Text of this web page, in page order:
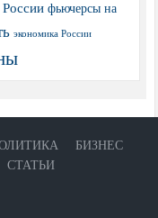
фьючерсы на
экономика России
БИЗНЕС
СТАТЬИ